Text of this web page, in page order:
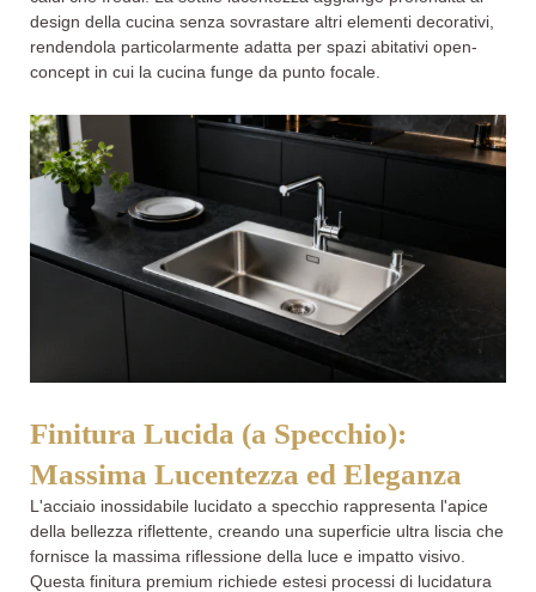
design della cucina senza sovrastare altri elementi decorativi,
rendendola particolarmente adatta per spazi abitativi open-
concept in cui la cucina funge da punto focale.
Finitura Lucida (a Specchio):
Massima Lucentezza ed Eleganza
L'acciaio inossidabile lucidato a specchio rappresenta l'apice
della bellezza riflettente, creando una superficie ultra liscia che
fornisce la massima riflessione della luce e impatto visivo.
Questa finitura premium richiede estesi processi di lucidatura